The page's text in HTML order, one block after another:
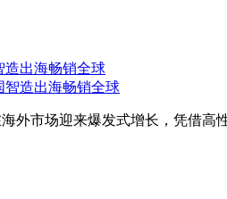
造出海畅销全球
外市场迎来爆发式增长，凭借